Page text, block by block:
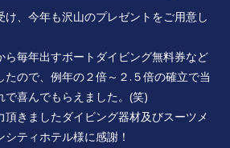
け、今年も沢山のプレゼントをご用意し
ら毎年出すボートダイビング無料券など
たので、例年の２倍～２.５倍の確立で当
で喜んでもらえました。(笑)
頂きましたダイビング器材及びスーツメ
ティホテル様に感謝！